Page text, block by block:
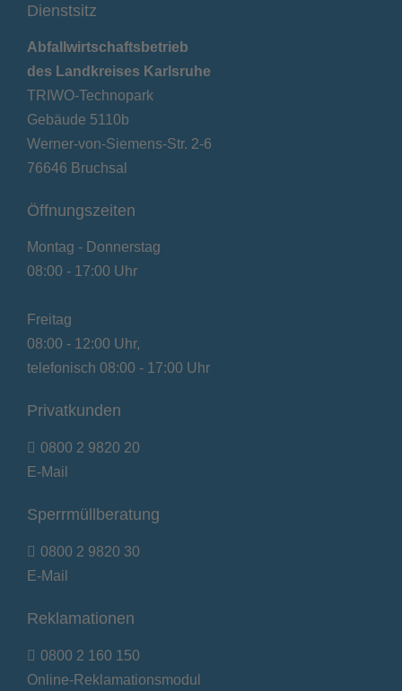
Dienstsitz
Abfallwirtschaftsbetrieb
des Landkreises Karlsruhe
TRIWO-Technopark
Gebäude 5110b
Werner-von-Siemens-Str. 2-6
76646 Bruchsal
Öffnungszeiten
Montag - Donnerstag
08:00 - 17:00 Uhr
Freitag
08:00 - 12:00 Uhr,
telefonisch 08:00 - 17:00 Uhr
Privatkunden
0800 2 9820 20
E-Mail
Sperrmüllberatung
0800 2 9820 30
E-Mail
Reklamationen
0800 2 160 150
Online-Reklamationsmodul